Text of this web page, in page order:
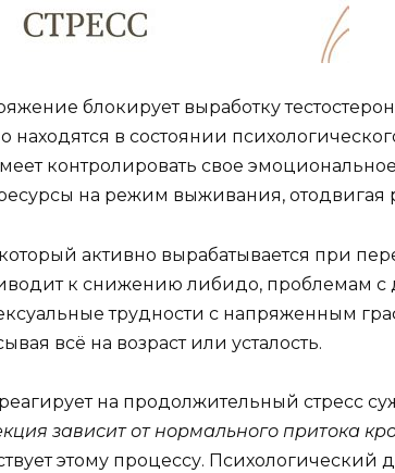
блокирует выработку
находятся в состоянии
контролировать свое
на режим выживания,
активно вырабатывается при
к снижению либидо, проблемам
трудности с напряженным
всё на возраст или усталость.
на продолжительный стресс
зависит от нормального притока
этому процессу.